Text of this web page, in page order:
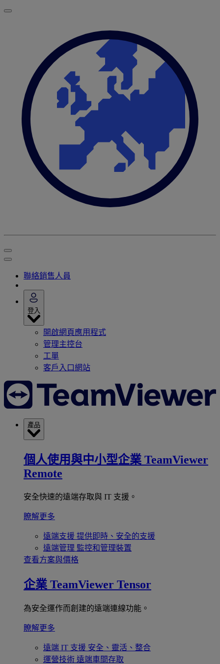
聯絡銷售人員
登入
開啟網頁應用程式
管理主控台
工單
客戶入口網站
產品
個人使用與中小型企業 TeamViewer
Remote
安全快速的遠端存取與 IT 支援。
瞭解更多
遠端支援 提供即時、安全的支援
遠端管理 監控和管理裝置
查看方案與價格
企業 TeamViewer Tensor
為安全運作而創建的遠端連線功能。
瞭解更多
遠端 IT 支援 安全、靈活、整合
運營技術 遠端車間存取